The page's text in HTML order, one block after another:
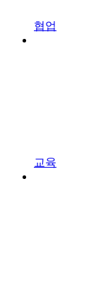
협업
교육